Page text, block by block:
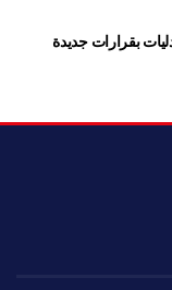
بقرارات جديدة